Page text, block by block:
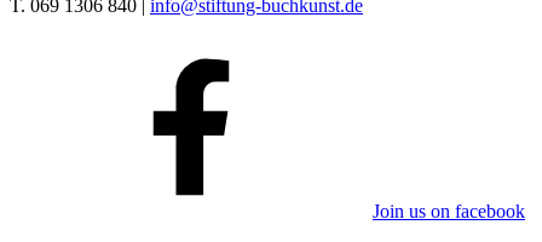
T. 069 1306 840 | info@stiftung-buchkunst.de
Join us on facebook